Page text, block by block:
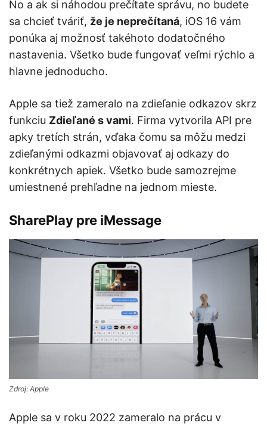
No a ak si náhodou prečítate správu, no budete
sa chcieť tváriť, že je neprečítaná, iOS 16 vám
ponúka aj možnosť takéhoto dodatočného
nastavenia. Všetko bude fungovať veľmi rýchlo a
hlavne jednoducho.
Apple sa tiež zameralo na zdieľanie odkazov skrz
funkciu Zdieľané s vami. Firma vytvorila API pre
apky tretích strán, vďaka čomu sa môžu medzi
zdieľanými odkazmi objavovať aj odkazy do
konkrétnych apiek. Všetko bude samozrejme
umiestnené prehľadne na jednom mieste.
SharePlay pre iMessage
Zdroj: Apple
Apple sa v roku 2022 zameralo na prácu v